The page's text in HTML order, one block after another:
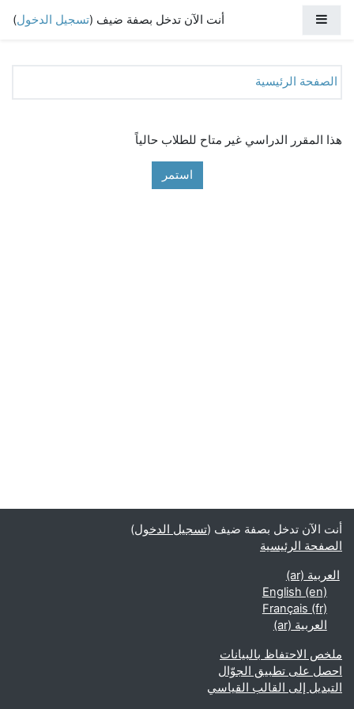
أنت الآن تدخل بصفة ضيف (تسجيل الدخول)
الصفحة الرئيسية
هذا المقرر الدراسي غير متاح للطلاب حالياً
استمر
أنت الآن تدخل بصفة ضيف (تسجيل الدخول)
الصفحة الرئيسية
العربية ‎(ar)‎
English ‎(en)‎
Français ‎(fr)‎
العربية ‎(ar)‎
ملخص الاحتفاظ بالبيانات
احصل على تطبيق الجوّال
التبديل إلى القالب القياسي